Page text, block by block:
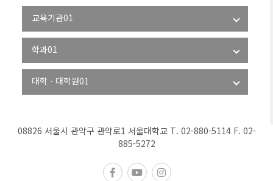
08826 서울시 관악구 관악로1 서울대학교 T. 02-880-5114 F. 02-
885-5272